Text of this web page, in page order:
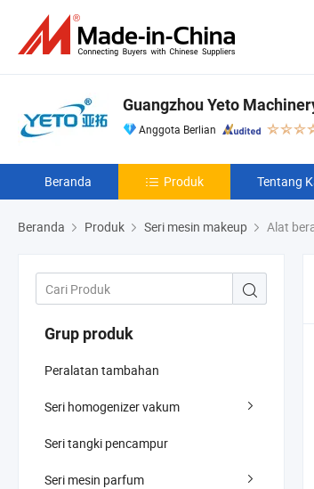
Guangzhou Yeto
Anggota Berlian
Beranda Produk Tentang
Beranda Produk Seri mesin makeup Alat
Grup produk
Peralatan tambahan
Seri homogenizer vakum
Seri tangki pencampur
Seri mesin parfum